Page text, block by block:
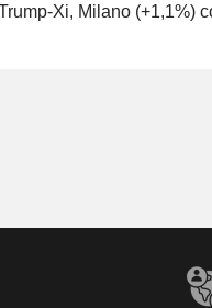
Xi, Milano (+1,1%)